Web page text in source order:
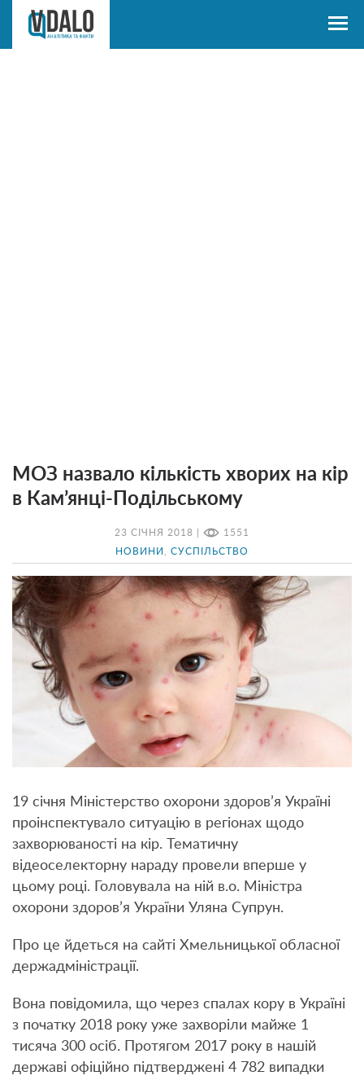
23 СІЧНЯ 2018 | 1551
НОВИНИ СУСПІЛЬСТВО
МОЗ назвало кількість хворих на кір
в Кам’янці-Подільському
19 січня Міністерство охорони здоров’я Україні
проінспектувало ситуацію в регіонах щодо
захворюваності на кір. Тематичну
відеоселекторну нараду провели вперше у
цьому році. Головувала на ній в.о. Міністра
охорони здоров’я України Уляна Супрун.
Про це йдеться на сайті Хмельницької обласної
держадміністрації.
Вона повідомила, що через спалах кору в Україні
з початку 2018 року уже захворіли майже 1
тисяча 300 осіб. Протягом 2017 року в нашій
державі офіційно підтверджені 4 782 випадки